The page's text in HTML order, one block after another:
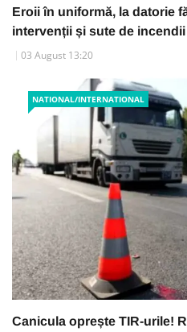
Eroii în uniformă, la datorie
intervenții și sute de
03 August 13:20
NATIONAL/INTERNATIONAL
Canicula oprește TIR-urile!